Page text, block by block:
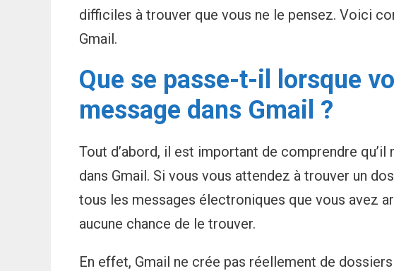
difficiles à trouver que vous ne le pensez. Voici
Gmail.
Que se passe-t-il lorsque
message dans Gmail ?
Tout d’abord, il est important de comprendre qu’il
dans Gmail. Si vous vous attendez à trouver un
tous les messages électroniques que vous avez
aucune chance de le trouver.
En effet, Gmail ne crée pas réellement de